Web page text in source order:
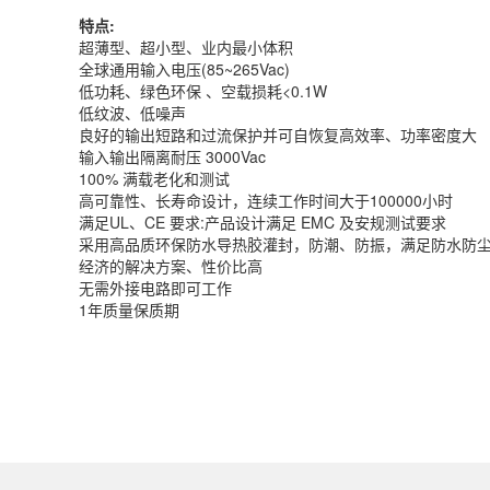
特点:
超薄型、超小型、业内最小体积
全球通用输入电压(85~265Vac)
低功耗、绿色环保 、空载损耗<0.1W
低纹波、低噪声
良好的输出短路和过流保护并可自恢复高效率、功率密度大
输入输出隔离耐压 3000Vac
100% 满载老化和测试
高可靠性、长寿命设计，连续工作时间大于100000小时
满足UL、CE 要求:产品设计满足 EMC 及安规测试要求
采用高品质环保防水导热胶灌封，防潮、防振，满足防水防
经济的解决方案、性价比高
无需外接电路即可工作
1年质量保质期